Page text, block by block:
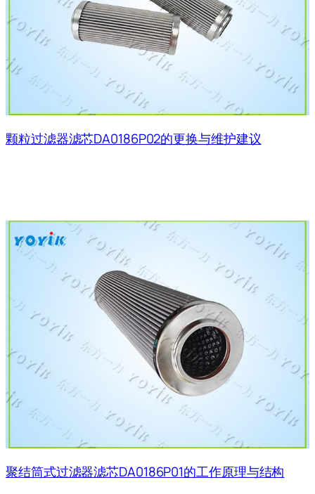
颗粒过滤器滤芯DA0186P02的更换与维护建议
聚结筒式过滤器滤芯DA0186P01的工作原理与结构